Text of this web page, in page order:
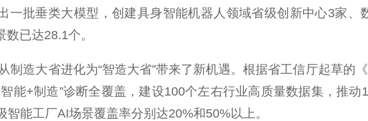
一批垂类大模型，创建具身智能机器人领域省级创新中心3家
已达28.1个。
造大省进化为“智造大省”带来了新机遇。根据省工信厅起草的
能+制造”诊断全覆盖，建设100个左右行业高质量数据集，推
智能工厂AI场景覆盖率分别达20%和50%以上。